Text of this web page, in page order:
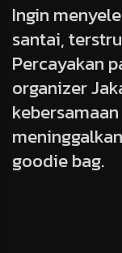
Ingin
santai,
Percayakan
organizer
goodie bag.